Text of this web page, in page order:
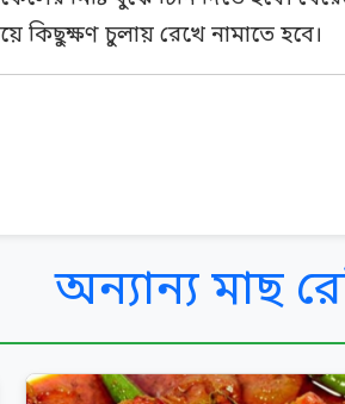
চুলায় রেখে নামাতে হবে।
অন্যান্য মাছ